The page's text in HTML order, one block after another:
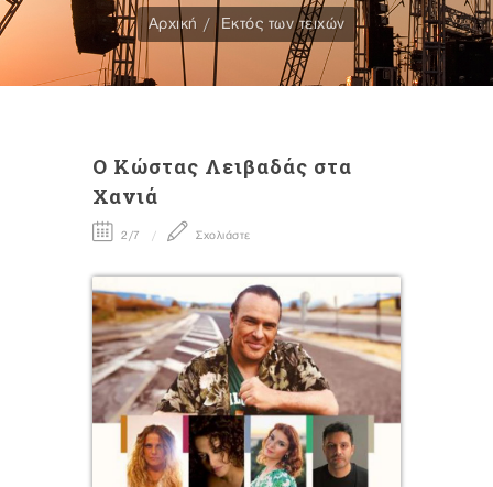
Αρχική Εκτός των τειχών
O Κώστας Λειβαδάς στα
Χανιά
2/7 Σχολιάστε